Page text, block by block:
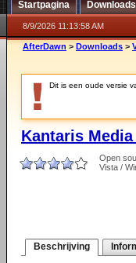
Startpagina Downloads
8/9/2026 11:13:58 AM
AfterDawn > Downloads >
Dit is een oude versie
Kantaris
Open
Vista /
Beschrijving